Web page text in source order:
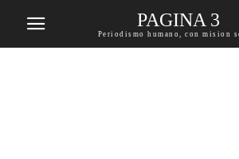
PAGINA 3
Periodismo humano, con mision